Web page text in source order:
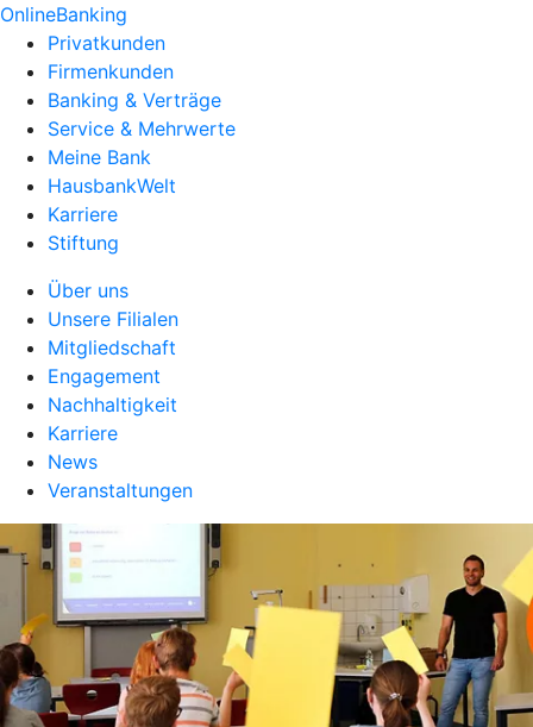
OnlineBanking
Privatkunden
Firmenkunden
Banking & Verträge
Service & Mehrwerte
Meine Bank
HausbankWelt
Karriere
Stiftung
Über uns
Unsere Filialen
Mitgliedschaft
Engagement
Nachhaltigkeit
Karriere
News
Veranstaltungen